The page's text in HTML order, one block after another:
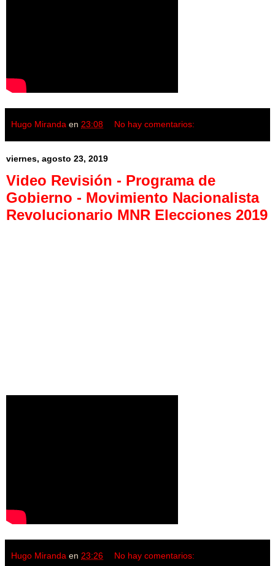
Hugo Miranda en 23:08 No hay comentarios:
viernes, agosto 23, 2019
Video Revisión - Programa de
Gobierno - Movimiento Nacionalista
Revolucionario MNR Elecciones 2019
Hugo Miranda en 23:26 No hay comentarios: